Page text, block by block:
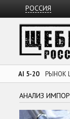
РОССИЯ
AI 5-20 РЫНОК
АНАЛИЗ